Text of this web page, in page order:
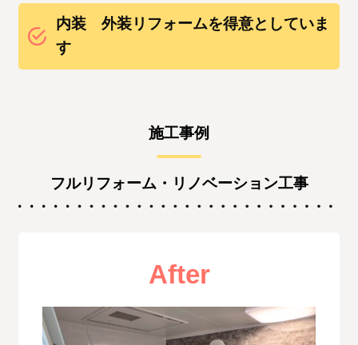
内装 外装リフォームを得意としていま
す
施工事例
フルリフォーム・リノベーション工事
After